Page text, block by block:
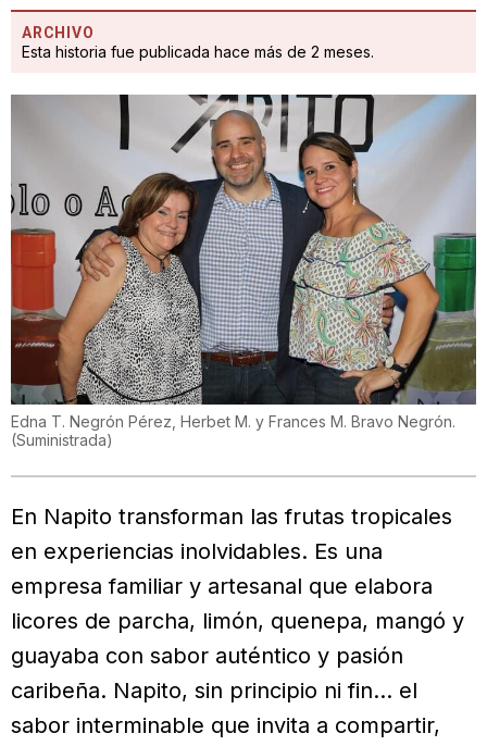
ARCHIVO
Esta historia fue publicada hace más de 2 meses.
Edna T. Negrón Pérez, Herbet M. y Frances M. Bravo Negrón.
(Suministrada)
En Napito transforman las frutas tropicales
en experiencias inolvidables. Es una
empresa familiar y artesanal que elabora
licores de parcha, limón, quenepa, mangó y
guayaba con sabor auténtico y pasión
caribeña. Napito, sin principio ni fin… el
sabor interminable que invita a compartir,